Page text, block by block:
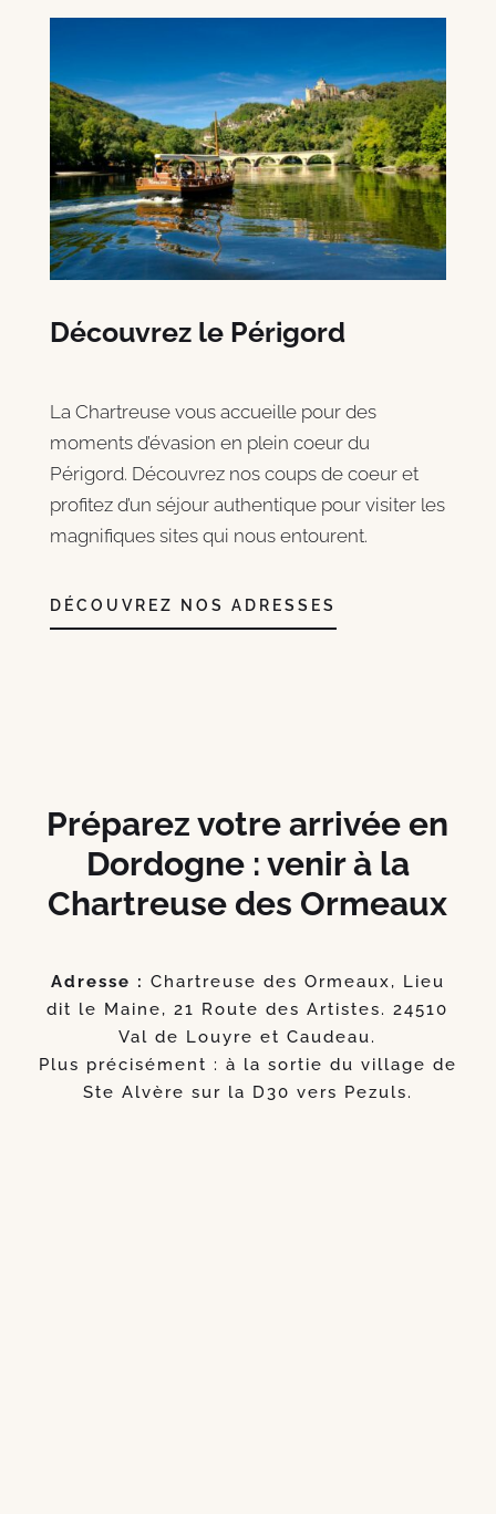
Découvrez le Périgord
La Chartreuse vous accueille pour des
moments d’évasion en plein coeur du
Périgord. Découvrez nos coups de coeur et
profitez d’un séjour authentique pour visiter les
magnifiques sites qui nous entourent.
DÉCOUVREZ NOS ADRESSES
Préparez votre arrivée en
Dordogne : venir à la
Chartreuse des Ormeaux
Adresse : Chartreuse des Ormeaux, Lieu
dit le Maine, 21 Route des Artistes.24510
Val de Louyre et Caudeau.
Plus précisément : à la sortie du village de
Ste Alvère sur la D30 vers Pezuls.